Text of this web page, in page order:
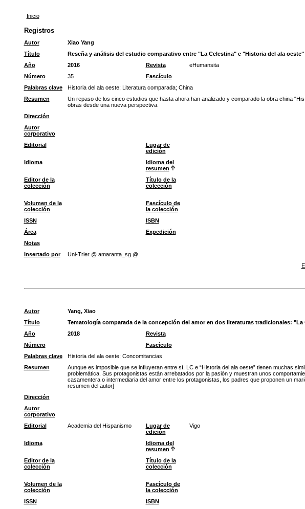
Inicio
Registros
Autor
Xiao Yang
Título
Reseña y análisis del estudio comparativo entre "La Celestina" e "Historia del ala oeste"
Año
2016 Revista eHumansita
Número
35 Fascículo
Palabras clave
Historia del ala oeste; Literatura comparada; China
Resumen
Un repaso de los cinco estudios que hasta ahora han analizado y comparado la obra china
obras desde una nueva perspectiva.
Dirección
Autor
corporativo
Editorial
Lugar de
edición
Idioma
Idioma del
resumen
Editor de la
colección
Título de la
colección
Volumen de la
colección
Fascículo de
la colección
ISSN ISBN
Área
Expedición
Notas
Insertado por
Uni-Trier @ amaranta_sg @
Autor
Yang, Xiao
Título
Tematología comparada de la concepción del amor en dos literaturas tradicionales:
Año
2018 Revista
Número
Fascículo
Palabras clave
Historia del ala oeste; Concomitancias
Resumen
Aunque es imposible que se influyeran entre sí, LC e “Historia del ala oeste” tienen muchas
problemática. Sus protagonistas están arrebatados por la pasión y muestran unos
casamentera o intermediaria del amor entre los protagonistas, los padres que proponen un
resumen del autor]
Dirección
Autor
corporativo
Editorial Academia del Hispanismo
Lugar de
edición
Vigo
Idioma
Idioma del
resumen
Editor de la
colección
Título de la
colección
Volumen de la
colección
Fascículo de
la colección
ISSN ISBN